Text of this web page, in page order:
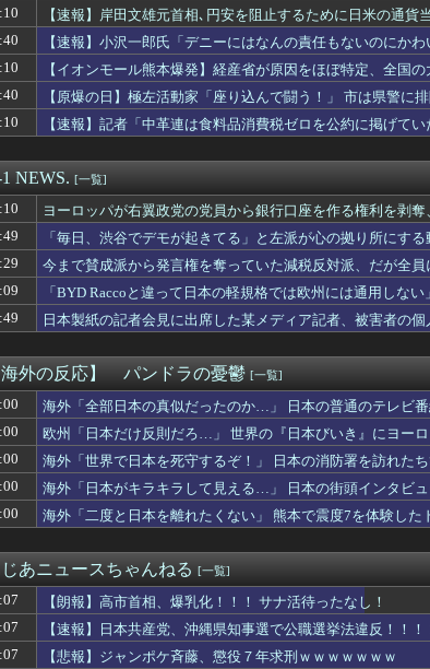
ム2軍vsハヤテ ファーム交流戦7回戦】スタメン・打順速報｜試合
さん、中国大陸に長く滞在予定
士)が２０年前に受け持った当時５歳の男児と結婚。そのことを
小沢一郎氏「デニーにはなんの責任もないのにかわいそう、不幸
なにを観ますか？
さん、打率.288 26本 28盗塁 wRC+156(1位) FR...
がやらかした。嫁「朝ごはんです」俺「テーブルにありませんね
切られてるんですけど？」美容師「大した傷じゃなくて良かった
で学校に通う夫が、最近知りあった女と恋愛したいと離婚要求。
少し離れたところで昔、一家心中があった。本当に普通の人達だ
福岡、こんなのが普通に走ってるｗｗｗｗｗｗｗｗｗｗｗｗｗｗ
1週間、好きなものを毎日1つ食べられるなら何食べる？
元NHK中川安奈「巨乳やで～ｗｗｗ」ワイ巨乳好き「…う～ん」
本は変わらない」NHK職員が番組出演者から性被害（海外の反応）
医者「娘さん、ダウン症です」キラキラ女さん「人生終わった
あのちゃん、なんか別人になる😭
塁打・OPS.948の『カル・ローリー』さんの今季の成績ｗｗｗｗｗ
ノルウェーの美人王女(28)、おっぱい丸出しサッカー代表のロッカ
獲得してくれ」上田綺世、ブライトン移籍が浮上！三笘薫との日
督「ラスボス戦かぁ……主題歌流して主人公が1番最初に習得し
】お尻がクッソエ○チなお姉さん、プリップリなおケツを見せつ
ブス巨乳が一番抜ける←これまじ？？？
(40) 3勝1敗 4QS 防御率2.88
スケート高木美帆への国民栄誉賞、送られた包丁10本全てに『内
日韓のこの分野で比較した場合、どちらの方が優れてるんだ・・
シンプルにモラが無い モラっていくら常に所持しておくべき？
知事、県の海外事務所を全廃へ「公務員が海外で遊ぶためにある
潰れますよ」食料品消費税1％に減税の中で上がる懸念
タ・スタサポ・フェアスタート】今後のパチンコは回数固定系必
んじ】珠乃井ナナ、デビュー777日記念！77曲耐久歌枠！休憩用
半世紀以上前の母子手帳、迫真すぎて草
【速報】岸田文雄元首相､円安を阻止するために日米の通
【速報】小沢一郎氏「デニーにはなんの責任もないのにか
【イオンモール熊本爆発】経産省が原因をほぼ特定、全国
に・・・
【原爆の日】極左活動家「座り込んで闘う！」 市は県警
瞬で全員排除
【速報】記者「中革連は食料品消費税ゼロを公約に掲げて
NEWS. [一覧]
ヨーロッパが右翼政党の党員から銀行口座を作る権利を剥
「毎日、渋谷でデモが起きてる」と左派が心の拠り所に
今まで賛成派から発言権を奪っていた減税反対派、だが全
「BYD Raccoと違って日本の軽規格では欧州には通用しな
落ち二コマ状態に……
日本製紙の記者会見に出席した某メディア記者、被害者の
海外の反応】 パンドラの憂鬱 [一覧]
海外「全部日本の真似だったのか…」 日本の普通のテレビ
欧州「日本だけ反則だろ…」 世界の『日本びいき』にヨー
海外「世界で日本を死守するぞ！」 日本の消防署を訪れた
海外「日本がキラキラして見える…」 日本の街頭インタビ
海外「二度と日本を離れたくない」 熊本で震度7を体験し
あニュースちゃんねる [一覧]
【朗報】高市首相、爆乳化！！！ サナ活待ったなし！
【速報】日本共産党、沖縄県知事選で公職選挙法違反！！
【悲報】ジャンポケ斉藤、懲役７年求刑ｗｗｗｗｗｗｗ